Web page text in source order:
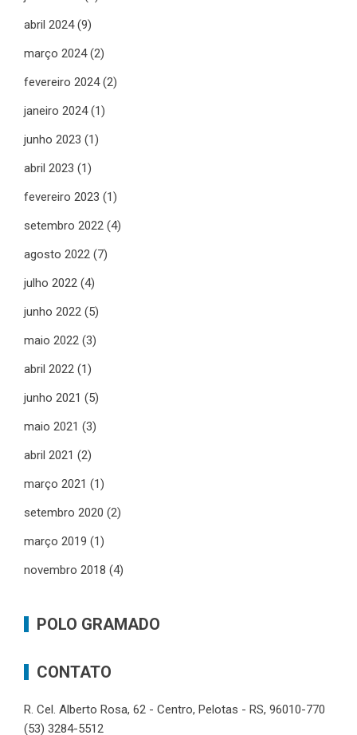
abril 2024(9)
março 2024(2)
fevereiro 2024(2)
janeiro 2024(1)
junho 2023 (1)
abril 2023 (1)
fevereiro 2023 (1)
setembro 2022 (4)
agosto 2022 (7)
julho 2022 (4)
junho 2022 (5)
maio 2022 (3)
abril 2022 (1)
junho 2021 (5)
maio 2021 (3)
abril 2021 (2)
março 2021 (1)
setembro 2020 (2)
março 2019 (1)
novembro 2018 (4)
POLO GRAMADO
CONTATO
R. Cel. Alberto Rosa, 62 - Centro, Pelotas - RS, 96010-770
(53) 3284-5512